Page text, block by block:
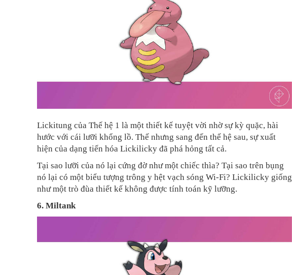
Lickitung của Thế hệ 1 là một thiết kế tuyệt vời nhờ sự kỳ quặc, hài
hước với cái lưỡi khổng lồ. Thế nhưng sang đến thế hệ sau, sự xuất
hiện của dạng tiến hóa Lickilicky đã phá hỏng tất cả.
Tại sao lưỡi của nó lại cứng đờ như một chiếc thìa? Tại sao trên bụng
nó lại có một biểu tượng trông y hệt vạch sóng Wi-Fi? Lickilicky giống
như một trò đùa thiết kế không được tính toán kỹ lưỡng.
6. Miltank